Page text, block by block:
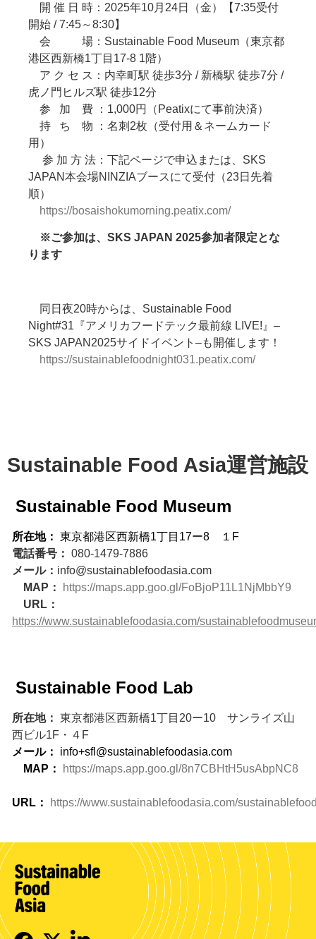
開 催 日 時：2025年10月24日（金）【7:35受付
開始 / 7:45～8:30】
会 場：Sustainable Food Museum（東京都
港区西新橋1丁目17-8 1階）
ア ク セ ス：内幸町駅 徒歩3分 / 新橋駅 徒歩7分 /
虎ノ門ヒルズ駅 徒歩12分
参 加 費 ：1,000円（Peatixにて事前決済）
持 ち 物 ：名刺2枚（受付用＆ネームカード
用）
参 加 方 法：下記ページで申込または、SKS
JAPAN本会場NINZIAブースにて受付（23日先着
順）
https://bosaishokumorning.peatix.com/
※ご参加は、SKS JAPAN 2025参加者限定とな
ります
同日夜20時からは、Sustainable Food
Night#31『アメリカフードテック最前線 LIVE!』–
SKS JAPAN2025サイドイベント–も開催します！
https://sustainablefoodnight031.peatix.com/
Sustainable Food Asia運営施設
Sustainable Food Museum
所在地： 東京都港区西新橋1丁目17ー8
１F
電話番号： 080-1479-7886
メール： info@sustainablefoodasia.com
MAP：
https://maps.app.goo.gl/FoBjoP11L1NjMbbY9
URL：
https://www.sustainablefoodasia.com/
Sustainable Food Lab
所在地： 東京都港区西新橋1丁目20ー10 サンライズ山
西ビル1F・４F
メール：
info+sfl@sustainablefoodasia.com
MAP：
https://maps.app.goo.gl/8n7CBHtH5usAbpNC8
URL： https://www.sustainablefoodasia.com/